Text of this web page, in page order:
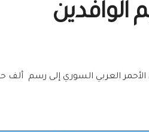
العربي السوري إلى رسم ألف